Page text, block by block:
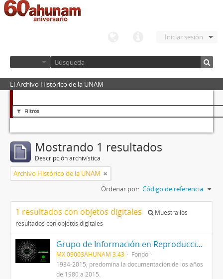
Iniciar sesión
El Archivo Histórico de la UNAM
Filtros
Mostrando 1 resultados
Descripción archivística
Archivo Histórico de la UNAM
Ordenar por: Código de referencia
1 resultados con objetos digitales
Muestra los
resultados con objetos digitales
Grupo de Información en Reproducción Elegida (GIRE)
MX 09003AHUNAM 3.43
Fondo
1934-2015, predomina la documentación de los años
de 1980 a 2015.